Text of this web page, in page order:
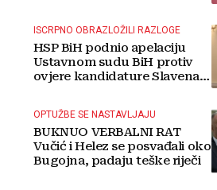
ISCRPNO OBRAZLOŽILI RAZLOGE
HSP BiH podnio apelaciju
Ustavnom sudu BiH protiv
ovjere kandidature Slavena
OPTUŽBE SE NASTAVLJAJU
BUKNUO VERBALNI RAT
Vučić i Helez se posvađali oko
Bugojna, padaju teške riječi